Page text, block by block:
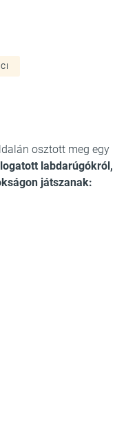
osztott meg egy
labdarúgókról,
játszanak: